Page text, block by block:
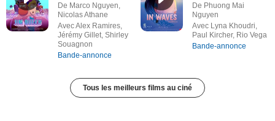
De Marco Nguyen,
Nicolas Athane
Avec Alex Ramires,
Jérémy Gillet, Shirley
Souagnon
Bande-annonce
De Phuong Mai
Nguyen
Avec Lyna Khoudri,
Paul Kircher, Rio Vega
Bande-annonce
Tous les meilleurs films au ciné